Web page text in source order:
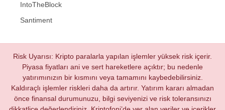
IntoTheBlock
Santiment
Risk Uyarısı: Kripto paralarla yapılan işlemler yüksek risk içerir.
Piyasa fiyatları ani ve sert hareketlere açıktır; bu nedenle
yatırımınızın bir kısmını veya tamamını kaybedebilirsiniz.
Kaldıraçlı işlemler riskleri daha da artırır. Yatırım kararı almadan
önce finansal durumunuzu, bilgi seviyenizi ve risk toleransınızı